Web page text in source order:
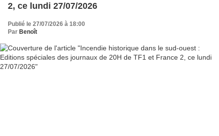
2, ce lundi 27/07/2026
Publié le 27/07/2026 à 18:00
Par Benoît